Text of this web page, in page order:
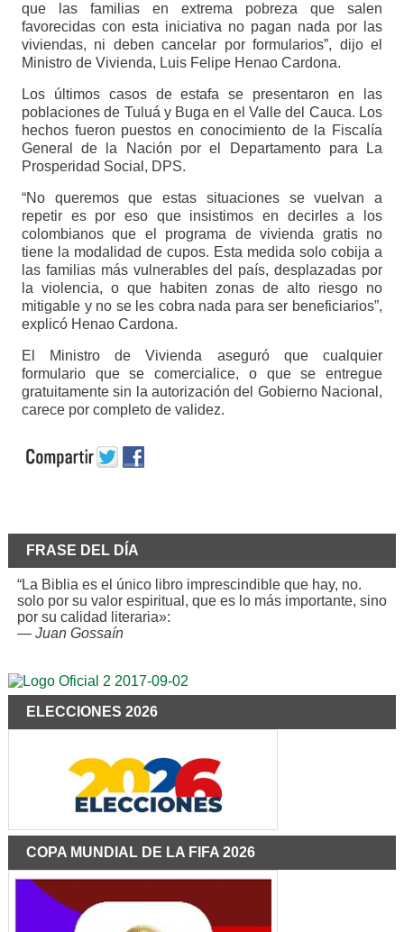
que las familias en extrema pobreza que salen
favorecidas con esta iniciativa no pagan nada por las
viviendas, ni deben cancelar por formularios”, dijo el
Ministro de Vivienda, Luis Felipe Henao Cardona.
Los últimos casos de estafa se presentaron en las
poblaciones de Tuluá y Buga en el Valle del Cauca. Los
hechos fueron puestos en conocimiento de la Fiscalía
General de la Nación por el Departamento para La
Prosperidad Social, DPS.
“No queremos que estas situaciones se vuelvan a
repetir es por eso que insistimos en decirles a los
colombianos que el programa de vivienda gratis no
tiene la modalidad de cupos. Esta medida solo cobija a
las familias más vulnerables del país, desplazadas por
la violencia, o que habiten zonas de alto riesgo no
mitigable y no se les cobra nada para ser beneficiarios”,
explicó Henao Cardona.
El Ministro de Vivienda aseguró que cualquier
formulario que se comercialice, o que se entregue
gratuitamente sin la autorización del Gobierno Nacional,
carece por completo de validez.
FRASE DEL DÍA
“La Biblia es el único libro imprescindible que hay, no.
solo por su valor espiritual, que es lo más importante, sino
por su calidad literaria»:
— Juan Gossaín
ELECCIONES 2026
COPA MUNDIAL DE LA FIFA 2026